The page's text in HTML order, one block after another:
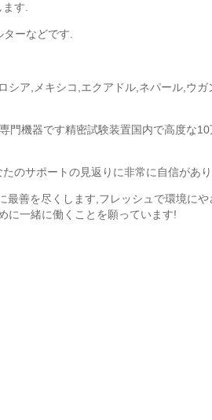
す.
ーなどです.
ア,メキシコ,エクアドル,ネパール,ウ
門機器です精密試験装置国内で高度な
のサポートの見返りに非常に自信があり
善を尽くします,フレッシュで環境に
に一緒に働くことを願っています!